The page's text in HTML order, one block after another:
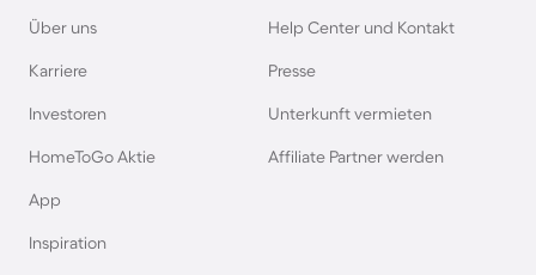
Über uns
Karriere
Investoren
HomeToGo Aktie
App
Inspiration
Help Center und Kontakt
Presse
Unterkunft vermieten
Affiliate Partner werden